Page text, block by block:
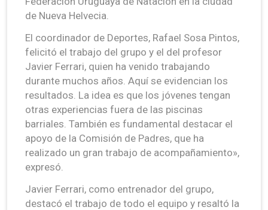
de Nueva Helvecia.
El coordinador de Deportes, Rafael Sosa Pintos,
felicitó el trabajo del grupo y el del profesor
Javier Ferrari, quien ha venido trabajando
durante muchos años. Aquí se evidencian los
resultados. La idea es que los jóvenes tengan
otras experiencias fuera de las piscinas
barriales. También es fundamental destacar el
apoyo de la Comisión de Padres, que ha
realizado un gran trabajo de acompañamiento»,
expresó.
Javier Ferrari, como entrenador del grupo,
destacó el trabajo de todo el equipo y resaltó la